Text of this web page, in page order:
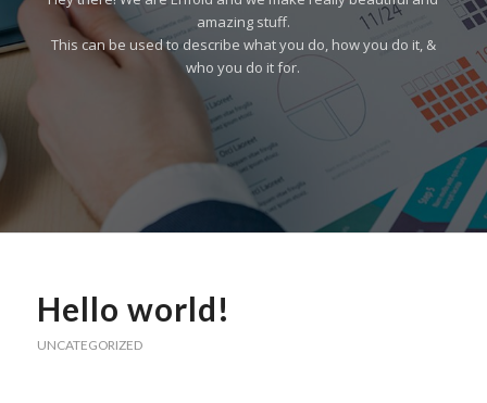
amazing stuff.
This can be used to describe what you do, how you do it, &
who you do it for.
Hello world!
UNCATEGORIZED